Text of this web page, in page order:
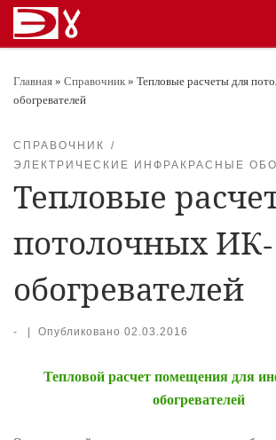
Перейти к содержимому
Главная » Справочник » Тепловые расчеты для
обогревателей
СПРАВОЧНИК
ЭЛЕКТРИЧЕСКИЕ ИНФРАКРАСНЫЕ
Тепловые
потолочных ИК-
обогревателей
- | Опубликовано 02.03.2016
Тепловой расчет помещения для
обогревателей